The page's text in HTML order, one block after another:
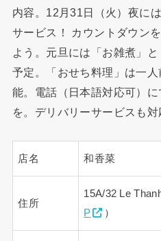
内容。12月31日（火）夜に
サービス！ カウントダウン
よう。元旦には「お雑煮」
予定。「おせち料理」は一
能。電話（日本語対応可）
を。デリバリーサービスも対
店名 和香菜
住所
15A/32 Le
P
）